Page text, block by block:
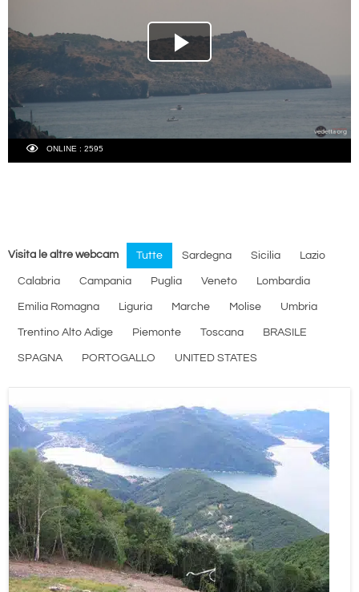
Visita le altre webcam Tutte Sardegna Sicilia Lazio
Calabria Campania Puglia Veneto Lombardia
Emilia Romagna Liguria Marche Molise Umbria
Trentino Alto Adige Piemonte Toscana BRASILE
SPAGNA PORTOGALLO UNITED STATES